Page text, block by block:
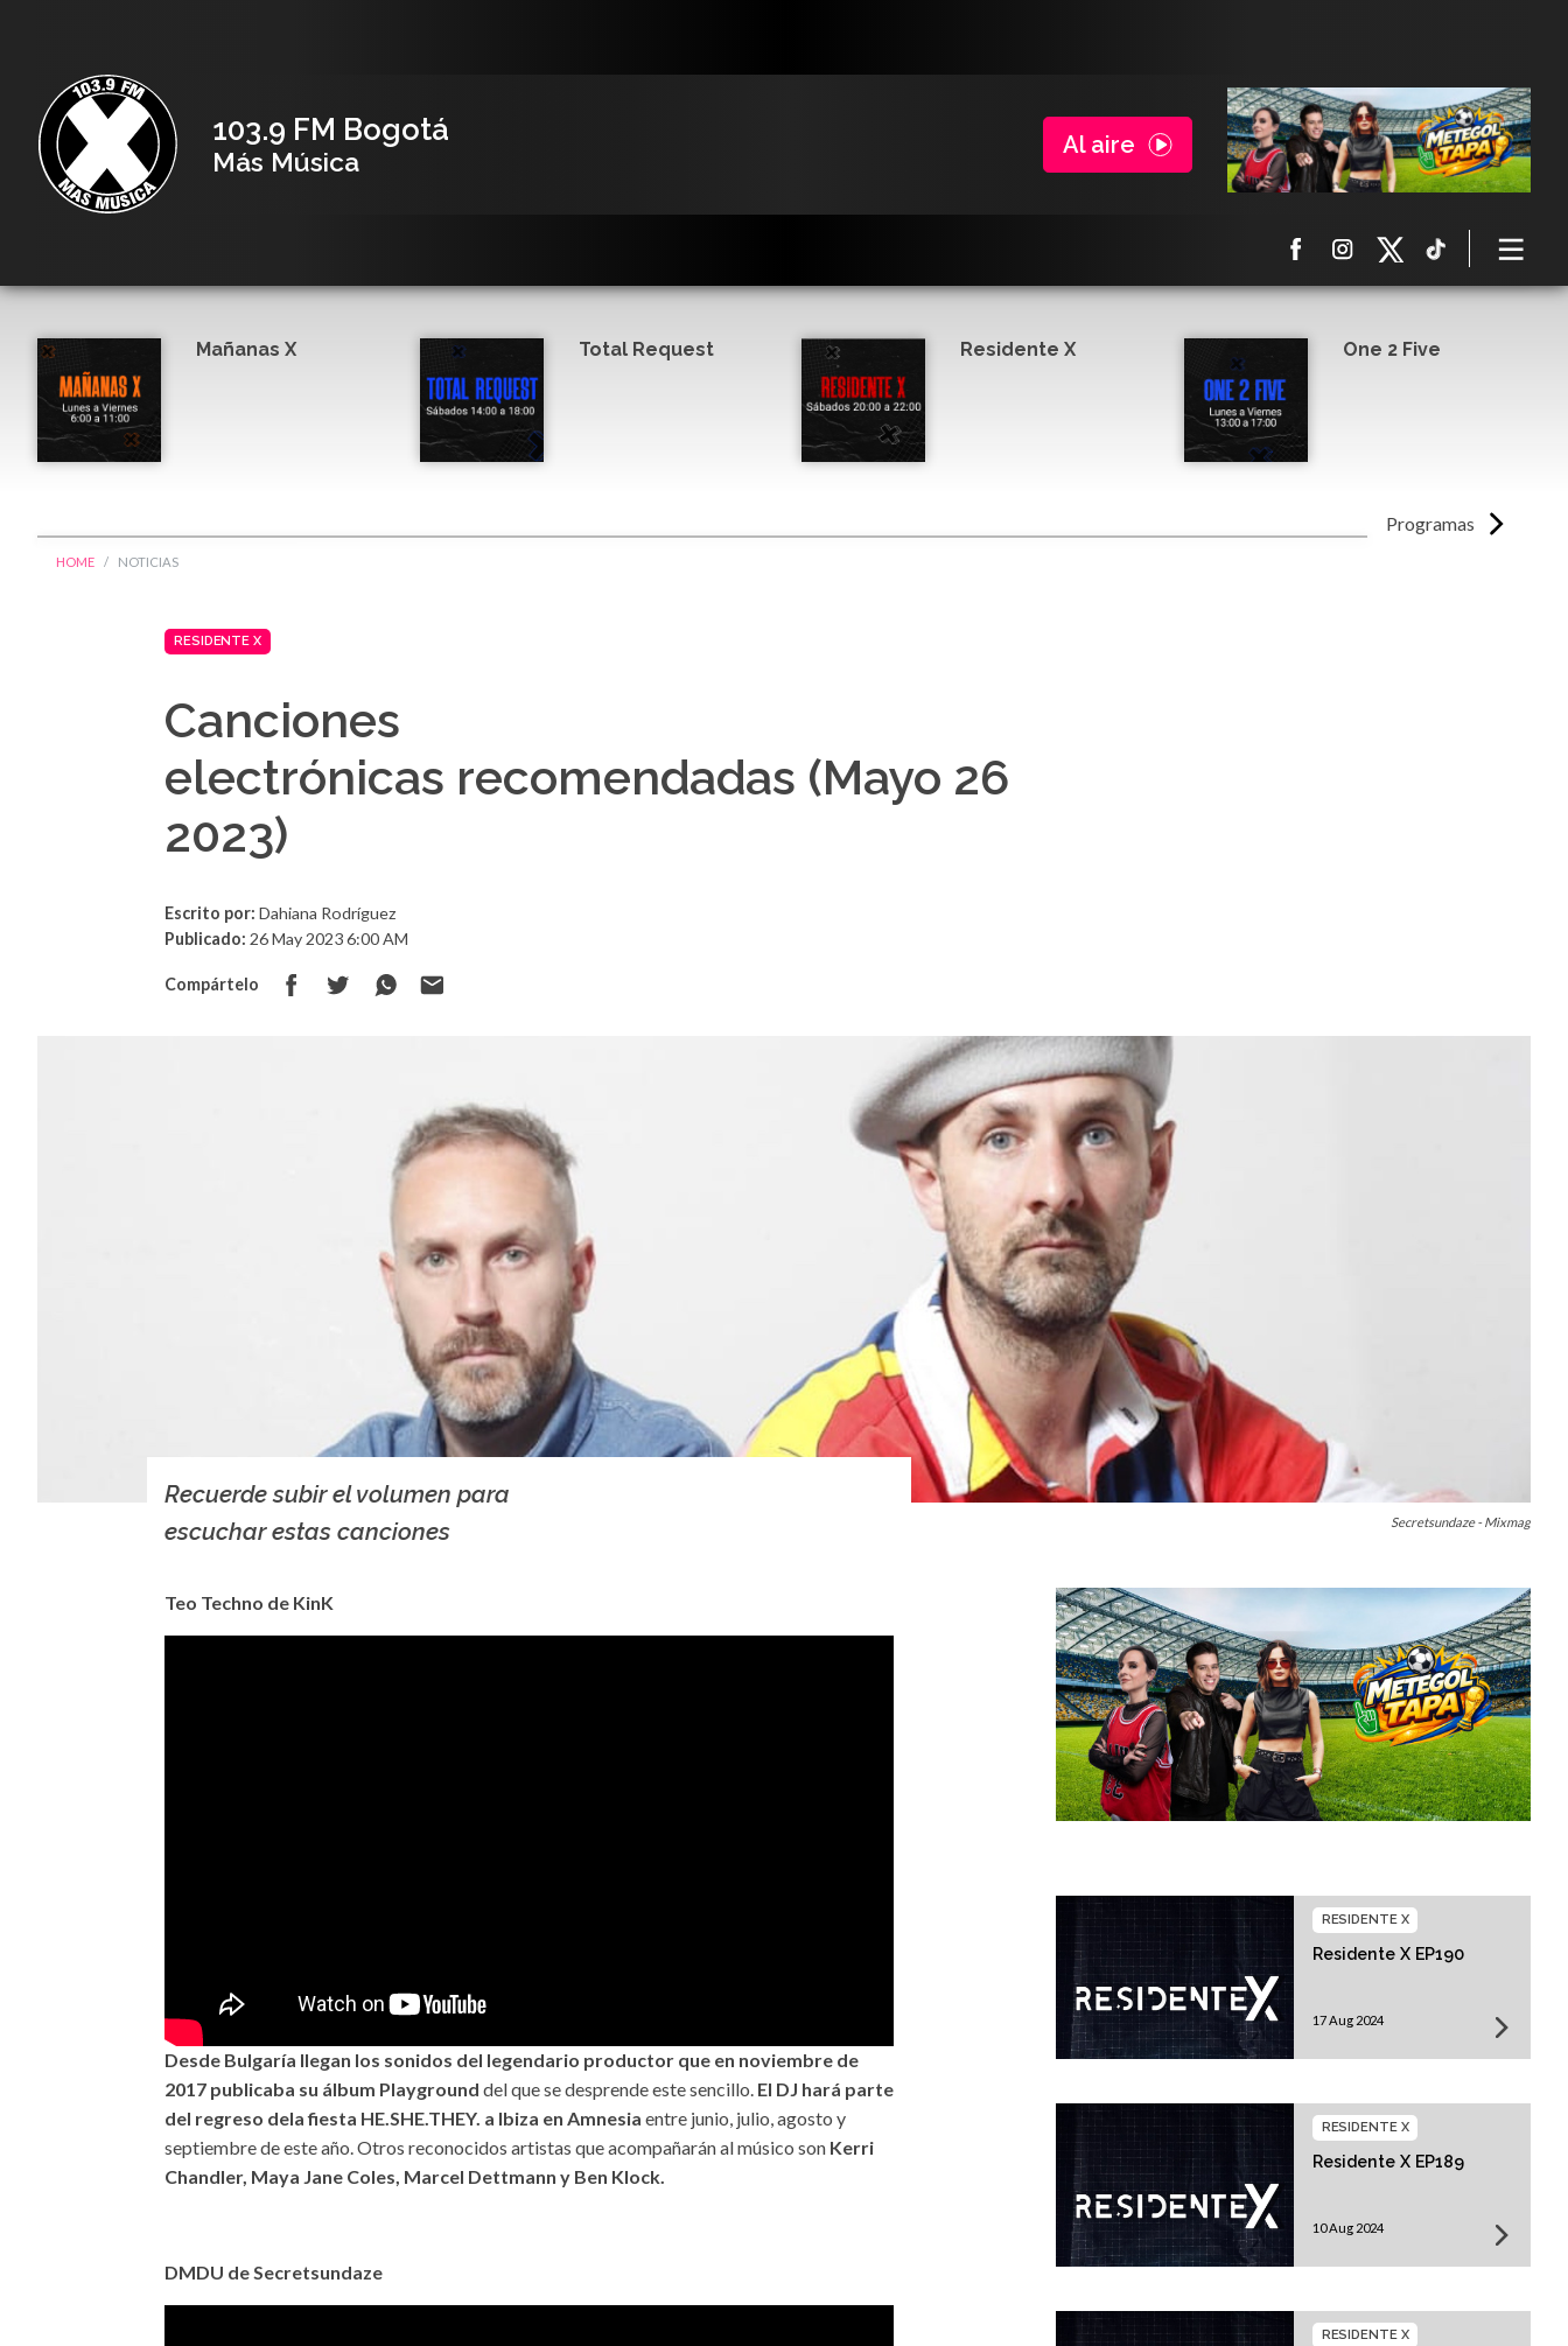
103.9 FM Bogotá
Más Música
Al aire
Programas
Mañanas X Total Request Residente X One 2 Five
HOME NOTICIAS
RESIDENTE X
Canciones
electrónicas recomendadas (Mayo 26
2023)
Escrito por: Dahiana Rodríguez
Publicado: 26 May 2023 6:00 AM
Compártelo
Secretsundaze - Mixmag
Recuerde subir el volumen para
escuchar estas canciones
Teo Techno de KinK
Desde Bulgaría llegan los sonidos del legendario productor que en noviembre de
2017 publicaba su álbum Playground del que se desprende este sencillo. El DJ hará parte
del regreso dela fiesta HE.SHE.THEY. a Ibiza en Amnesia entre junio, julio, agosto y
septiembre de este año. Otros reconocidos artistas que acompañarán al músico son Kerri
Chandler, Maya Jane Coles, Marcel Dettmann y Ben Klock.
DMDU de Secretsundaze
Residente X EP190
RESIDENTE X
17 Aug 2024
Residente X EP189
RESIDENTE X
10 Aug 2024
RESIDENTE X